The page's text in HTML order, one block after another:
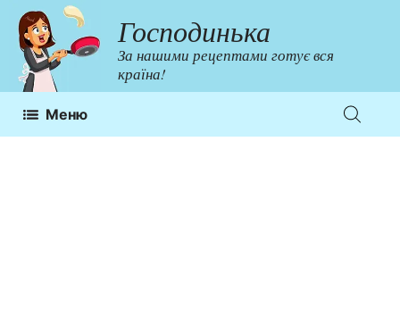
Перейти
до
контенту
Господинька
За нашими рецептами готує вся
країна!
Меню